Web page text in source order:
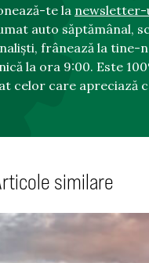
te la newsletter-
auto săptămânal,
frânează la tine-
la ora 9:00. Este
celor care apreciază
similare